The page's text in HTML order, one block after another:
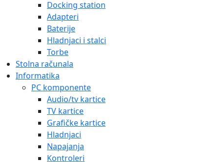
Docking station
Adapteri
Baterije
Hladnjaci i stalci
Torbe
Stolna računala
Informatika
PC komponente
Audio/tv kartice
TV kartice
Grafičke kartice
Hladnjaci
Napajanja
Kontroleri